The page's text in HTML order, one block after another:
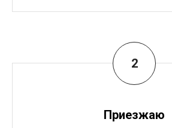
Приезжаю